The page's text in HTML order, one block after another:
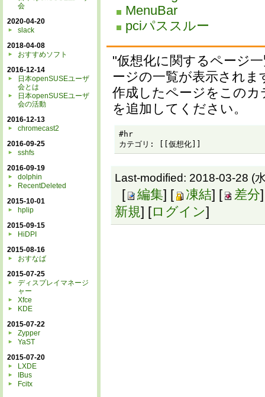
MenuBar
pciパススルー
"仮想化に関するページ
ージの一覧が表示されま
作成したページをこの
を追加してください。
#hr
カテゴリ: [[仮想化]]
Last-modified: 2018-03-28 (
[ 編集] [ 凍結] [ 差分
新規] [ログイン]
会
2020-04-20
slack
2018-04-08
おすすめソフト
2016-12-14
日本openSUSEユーザ
会とは
日本openSUSEユーザ
会の活動
2016-12-13
chromecast2
2016-09-25
sshfs
2016-09-19
dolphin
RecentDeleted
2015-10-01
hplip
2015-09-15
HiDPI
2015-08-16
おすなば
2015-07-25
ディスプレイマネージ
ャー
Xfce
KDE
2015-07-22
Zypper
YaST
2015-07-20
LXDE
IBus
Fcitx